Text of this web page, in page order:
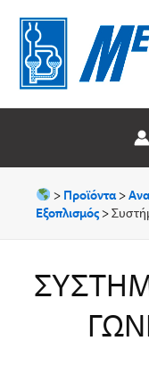
περιεχόμενο
> Προϊόντα>
Εξοπλισμός>